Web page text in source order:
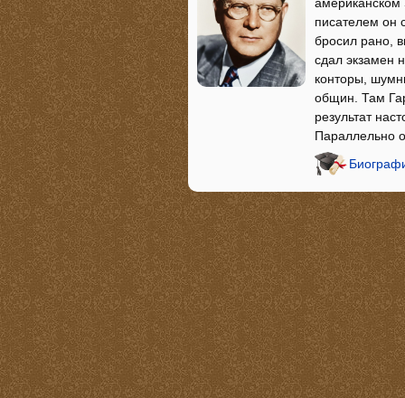
американском
писателем он
бросил рано,
сдал экзамен
конторы,
общин. Там
результат
Параллельно